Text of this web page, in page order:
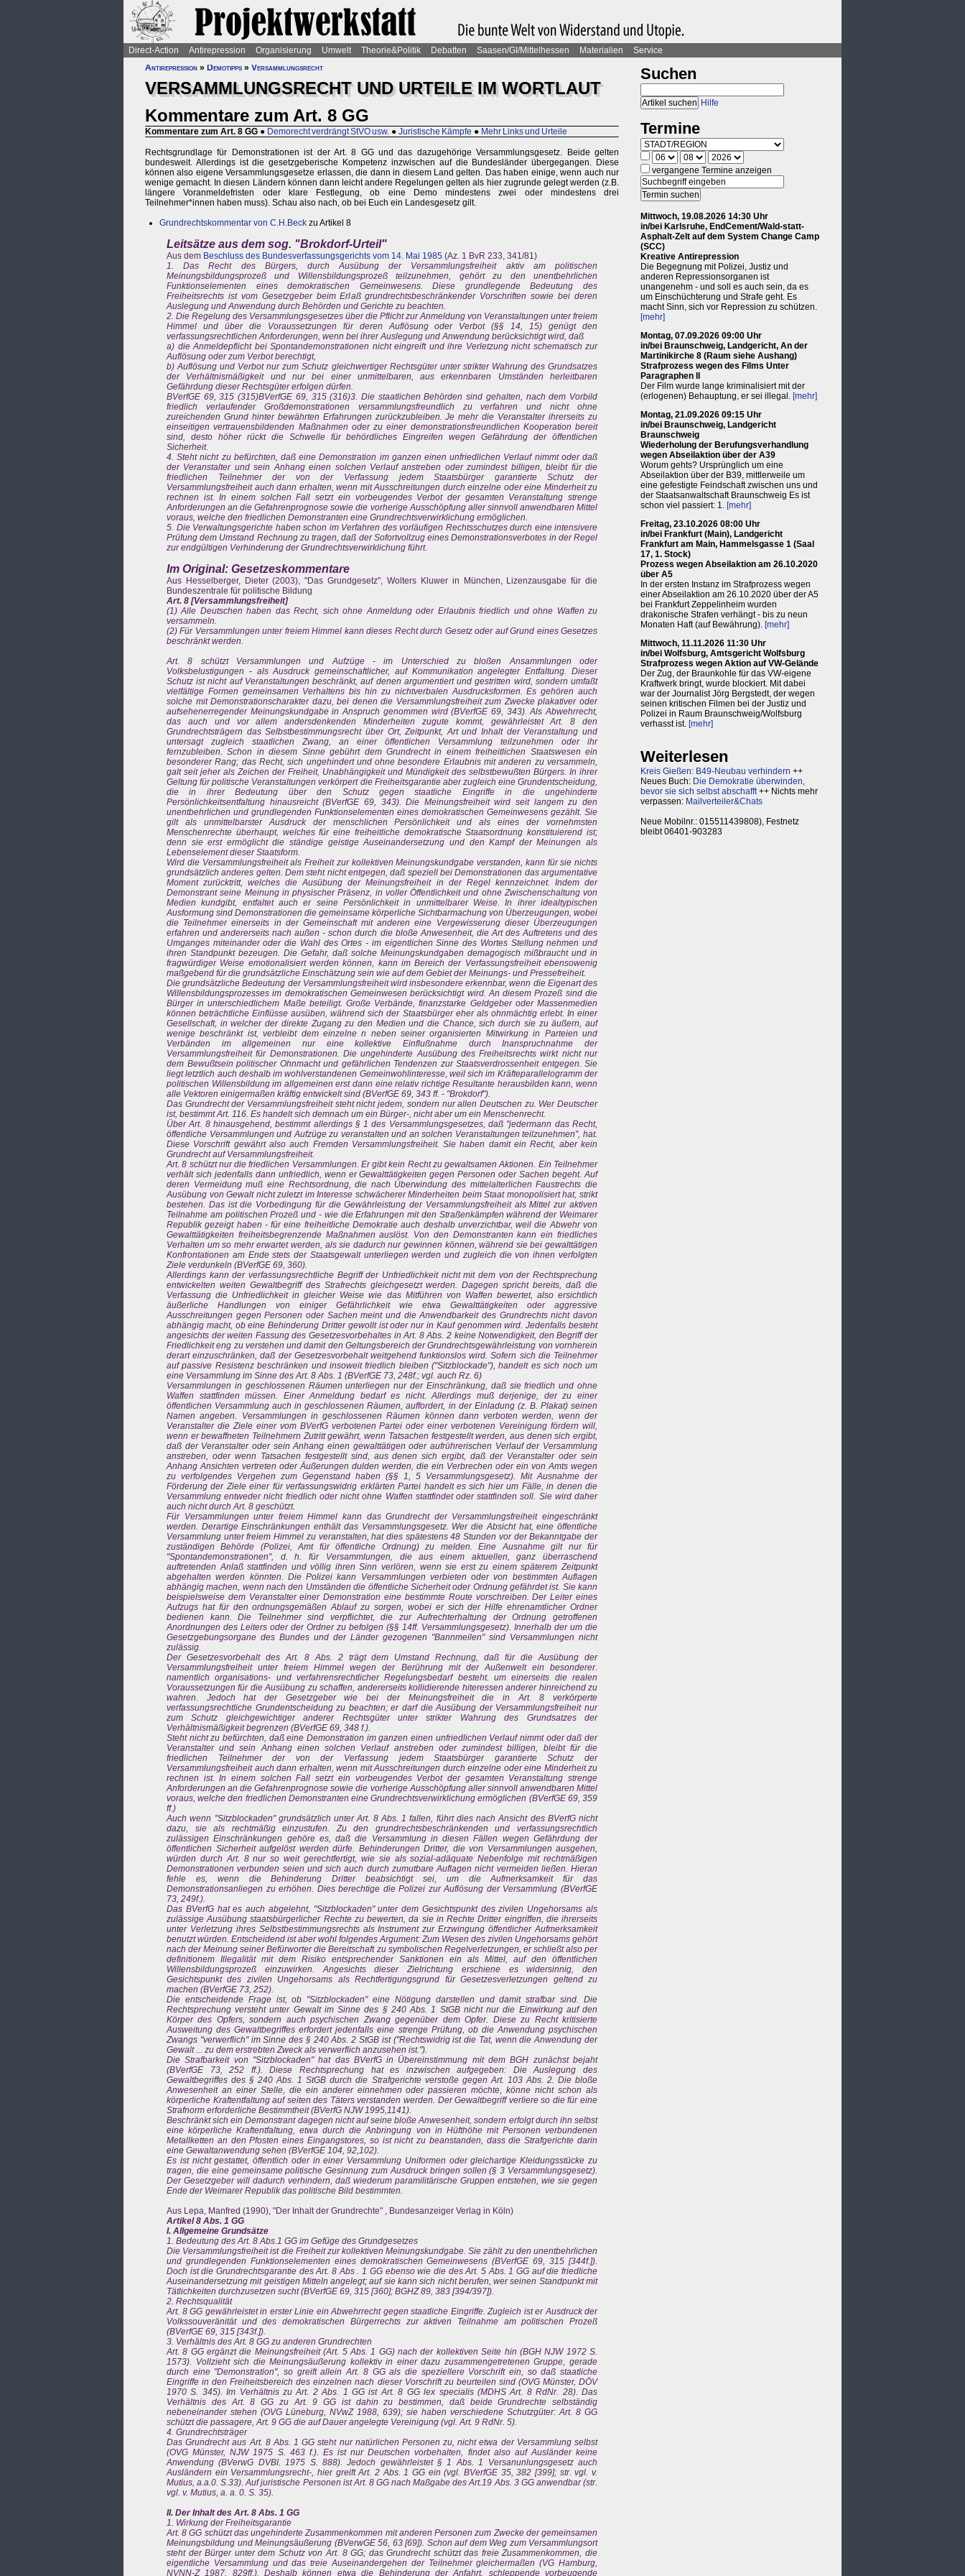
Direct-Action Antirepression Organisierung Umwelt Theorie&Politik Debatten Saasen/GI/Mittelhessen Materialien
Service
Antirepression » Demotipps » Versammlungsrecht
VERSAMMLUNGSRECHT UND URTEILE IM WORTLAUT
Kommentare zum Art. 8 GG
Kommentare zum Art. 8 GG ● Demorecht verdrängt StVO usw. ● Juristische Kämpfe ● Mehr Links und Urteile
Rechtsgrundlage für Demonstrationen ist der Art. 8 GG und das dazugehörige Versammlungsgesetz. Beide gelten
bundesweit. Allerdings ist die gesetzgeberische Kompetenz inzwischen auf die Bundesländer übergegangen. Diese
können also eigene Versammlungsgesetze erlassen, die dann in diesem Land gelten. Das haben einige, wenn auch nur
wenige gemacht. In diesen Ländern können dann leicht andere Regelungen gelten als hier zugrunde gelegt werden (z.B.
längere Voranmeldefristen oder klare Festlegung, ob eine Demo mindestens zwei oder mindestens drei
Teilnehmer*innen haben muss). Schau also nach, ob bei Euch ein Landesgesetz gilt.
Grundrechtskommentar von C.H.Beck zu Artikel 8
Leitsätze aus dem sog. "Brokdorf-Urteil"
Aus dem Beschluss des Bundesverfassungsgerichts vom 14. Mai 1985 (Az. 1 BvR 233, 341/81)
1. Das Recht des Bürgers, durch Ausübung der Versammlungsfreiheit aktiv am politischen
Meinungsbildungsprozeß und Willensbildungsprozeß teilzunehmen, gehört zu den unentbehrlichen
Funktionselementen eines demokratischen Gemeinwesens. Diese grundlegende Bedeutung des
Freiheitsrechts ist vom Gesetzgeber beim Erlaß grundrechtsbeschränkender Vorschriften sowie bei deren
Auslegung und Anwendung durch Behörden und Gerichte zu beachten.
2. Die Regelung des Versammlungsgesetzes über die Pflicht zur Anmeldung von Veranstaltungen unter freiem
Himmel und über die Voraussetzungen für deren Auflösung oder Verbot (§§ 14, 15) genügt den
verfassungsrechtlichen Anforderungen, wenn bei ihrer Auslegung und Anwendung berücksichtigt wird, daß
a) die Anmeldepflicht bei Spontandemonstrationen nicht eingreift und ihre Verletzung nicht schematisch zur
Auflösung oder zum Verbot berechtigt,
b) Auflösung und Verbot nur zum Schutz gleichwertiger Rechtsgüter unter strikter Wahrung des Grundsatzes
der Verhältnismäßigkeit und nur bei einer unmittelbaren, aus erkennbaren Umständen herleitbaren
Gefährdung dieser Rechtsgüter erfolgen dürfen.
BVerfGE 69, 315 (315)BVerfGE 69, 315 (316)3. Die staatlichen Behörden sind gehalten, nach dem Vorbild
friedlich verlaufender Großdemonstrationen versammlungsfreundlich zu verfahren und nicht ohne
zureichenden Grund hinter bewährten Erfahrungen zurückzubleiben. Je mehr die Veranstalter ihrerseits zu
einseitigen vertrauensbildenden Maßnahmen oder zu einer demonstrationsfreundlichen Kooperation bereit
sind, desto höher rückt die Schwelle für behördliches Eingreifen wegen Gefährdung der öffentlichen
Sicherheit.
4. Steht nicht zu befürchten, daß eine Demonstration im ganzen einen unfriedlichen Verlauf nimmt oder daß
der Veranstalter und sein Anhang einen solchen Verlauf anstreben oder zumindest billigen, bleibt für die
friedlichen Teilnehmer der von der Verfassung jedem Staatsbürger garantierte Schutz der
Versammlungsfreiheit auch dann erhalten, wenn mit Ausschreitungen durch einzelne oder eine Minderheit zu
rechnen ist. In einem solchen Fall setzt ein vorbeugendes Verbot der gesamten Veranstaltung strenge
Anforderungen an die Gefahrenprognose sowie die vorherige Ausschöpfung aller sinnvoll anwendbaren Mittel
voraus, welche den friedlichen Demonstranten eine Grundrechtsverwirklichung ermöglichen.
5. Die Verwaltungsgerichte haben schon im Verfahren des vorläufigen Rechtsschutzes durch eine intensivere
Prüfung dem Umstand Rechnung zu tragen, daß der Sofortvollzug eines Demonstrationsverbotes in der Regel
zur endgültigen Verhinderung der Grundrechtsverwirklichung führt.
Im Original: Gesetzeskommentare
Aus Hesselberger, Dieter (2003), "Das Grundgesetz", Wolters Kluwer in München, Lizenzausgabe für die
Bundeszentrale für politische Bildung
Art. 8 [Versammlungsfreiheit]
(1) Alle Deutschen haben das Recht, sich ohne Anmeldung oder Erlaubnis friedlich und ohne Waffen zu
versammeln.
(2) Für Versammlungen unter freiem Himmel kann dieses Recht durch Gesetz oder auf Grund eines Gesetzes
beschränkt werden.
Art. 8 schützt Versammlungen und Aufzüge - im Unterschied zu bloßen Ansammlungen oder
Volksbelustigungen - als Ausdruck gemeinschaftlicher, auf Kommunikation angelegter Entfaltung. Dieser
Schutz ist nicht auf Veranstaltungen beschränkt, auf denen argumentiert und gestritten wird, sondern umfaßt
vielfältige Formen gemeinsamen Verhaltens bis hin zu nichtverbalen Ausdrucksformen. Es gehören auch
solche mit Demonstrationscharakter dazu, bei denen die Versammlungsfreiheit zum Zwecke plakativer oder
aufsehenerregender Meinungskundgabe in Anspruch genommen wird (BVerfGE 69, 343). Als Abwehrrecht,
das auch und vor allem andersdenkenden Minderheiten zugute kommt, gewährleistet Art. 8 den
Grundrechtsträgern das Selbstbestimmungsrecht über Ort, Zeitpunkt, Art und Inhalt der Veranstaltung und
untersagt zugleich staatlichen Zwang, an einer öffentlichen Versammlung teilzunehmen oder ihr
fernzubleiben. Schon in diesem Sinne gebührt dem Grundrecht in einem freiheitlichen Staatswesen ein
besonderer Rang; das Recht, sich ungehindert und ohne besondere Erlaubnis mit anderen zu versammeln,
galt seit jeher als Zeichen der Freiheit, Unabhängigkeit und Mündigkeit des selbstbewußten Bürgers. In ihrer
Geltung für politische Veranstaltungen verkörpert die Freiheitsgarantie aber zugleich eine Grundentscheidung,
die in ihrer Bedeutung über den Schutz gegen staatliche Eingriffe in die ungehinderte
Persönlichkeitsentfaltung hinausreicht (BVerfGE 69, 343). Die Meinungsfreiheit wird seit langem zu den
unentbehrlichen und grundlegenden Funktionselementen eines demokratischen Gemeinwesens gezählt. Sie
gilt als unmittelbarster Ausdruck der menschlichen Persönlichkeit und als eines der vornehmsten
Menschenrechte überhaupt, welches für eine freiheitliche demokratische Staatsordnung konstituierend ist;
denn sie erst ermöglicht die ständige geistige Auseinandersetzung und den Kampf der Meinungen als
Lebenselement dieser Staatsform.
Wird die Versammlungsfreiheit als Freiheit zur kollektiven Meinungskundgabe verstanden, kann für sie nichts
grundsätzlich anderes gelten. Dem steht nicht entgegen, daß speziell bei Demonstrationen das argumentative
Moment zurücktritt, welches die Ausübung der Meinungsfreiheit in der Regel kennzeichnet. Indem der
Demonstrant seine Meinung in physischer Präsenz, in voller Öffentlichkeit und ohne Zwischenschaltung von
Medien kundgibt, entfaltet auch er seine Persönlichkeit in unmittelbarer Weise. In ihrer idealtypischen
Ausformung sind Demonstrationen die gemeinsame körperliche Sichtbarmachung von Überzeugungen, wobei
die Teilnehmer einerseits in der Gemeinschaft mit anderen eine Vergewisserung dieser Überzeugungen
erfahren und andererseits nach außen - schon durch die bloße Anwesenheit, die Art des Auftretens und des
Umganges miteinander oder die Wahl des Ortes - im eigentlichen Sinne des Wortes Stellung nehmen und
ihren Standpunkt bezeugen. Die Gefahr, daß solche Meinungskundgaben demagogisch mißbraucht und in
fragwürdiger Weise emotionalisiert werden können, kann im Bereich der Verfassungsfreiheit ebensowenig
maßgebend für die grundsätzliche Einschätzung sein wie auf dem Gebiet der Meinungs- und Pressefreiheit.
Die grundsätzliche Bedeutung der Versammlungsfreiheit wird insbesondere erkennbar, wenn die Eigenart des
Willensbildungsprozesses im demokratischen Gemeinwesen berücksichtigt wird. An diesem Prozeß sind die
Bürger in unterschiedlichem Maße beteiligt. Große Verbände, finanzstarke Geldgeber oder Massenmedien
können beträchtliche Einflüsse ausüben, während sich der Staatsbürger eher als ohnmächtig erlebt. In einer
Gesellschaft, in welcher der direkte Zugang zu den Medien und die Chance, sich durch sie zu äußern, auf
wenige beschränkt ist, verbleibt dem einzelne n neben seiner organisierten Mitwirkung in Parteien und
Verbänden im allgemeinen nur eine kollektive Einflußnahme durch Inanspruchnahme der
Versammlungsfreiheit für Demonstrationen. Die ungehinderte Ausübung des Freiheitsrechts wirkt nicht nur
dem Bewußtsein politischer Ohnmacht und gefährlichen Tendenzen zur Staatsverdrossenheit entgegen. Sie
liegt letztlich auch deshalb im wohlverstandenen Gemeinwohlinteresse, weil sich im Kräfteparallelogramm der
politischen Willensbildung im allgemeinen erst dann eine relativ richtige Resultante herausbilden kann, wenn
alle Vektoren einigermaßen kräftig entwickelt sind (BVerfGE 69, 343 ff. - "Brokdorf").
Das Grundrecht der Versammlungsfreiheit steht nicht jedem, sondern nur allen Deutschen zu. Wer Deutscher
ist, bestimmt Art. 116. Es handelt sich demnach um ein Bürger-, nicht aber um ein Menschenrecht.
Über Art. 8 hinausgehend, bestimmt allerdings § 1 des Versammlungsgesetzes, daß "jedermann das Recht,
öffentliche Versammlungen und Aufzüge zu veranstalten und an solchen Veranstaltungen teilzunehmen", hat.
Diese Vorschrift gewährt also auch Fremden Versammlungsfreiheit. Sie haben damit ein Recht, aber kein
Grundrecht auf Versammlungsfreiheit.
Art. 8 schützt nur die friedlichen Versammlungen. Er gibt kein Recht zu gewaltsamen Aktionen. Ein Teilnehmer
verhält sich jedenfalls dann unfriedlich, wenn er Gewalttätigkeiten gegen Personen oder Sachen begeht. Auf
deren Vermeidung muß eine Rechtsordnung, die nach Überwindung des mittelalterlichen Faustrechts die
Ausübung von Gewalt nicht zuletzt im Interesse schwächerer Minderheiten beim Staat monopolisiert hat, strikt
bestehen. Das ist die Vorbedingung für die Gewährleistung der Versammlungsfreiheit als Mittel zur aktiven
Teilnahme am politischen Prozeß und - wie die Erfahrungen mit den Straßenkämpfen während der Weimarer
Republik gezeigt haben - für eine freiheitliche Demokratie auch deshalb unverzichtbar, weil die Abwehr von
Gewalttätigkeiten freiheitsbegrenzende Maßnahmen auslöst. Von den Demonstranten kann ein friedliches
Verhalten um so mehr erwartet werden, als sie dadurch nur gewinnen können, während sie bei gewalttätigen
Konfrontationen am Ende stets der Staatsgewalt unterliegen werden und zugleich die von ihnen verfolgten
Ziele verdunkeln (BVerfGE 69, 360).
Allerdings kann der verfassungsrechtliche Begriff der Unfriedlichkeit nicht mit dem von der Rechtsprechung
entwickelten weiten Gewaltbegriff des Strafrechts gleichgesetzt werden. Dagegen spricht bereits, daß die
Verfassung die Unfriedlichkeit in gleicher Weise wie das Mitführen von Waffen bewertet, also ersichtlich
äußerliche Handlungen von einiger Gefährlichkeit wie etwa Gewalttätigkeiten oder aggressive
Ausschreitungen gegen Personen oder Sachen meint und die Anwendbarkeit des Grundrechts nicht davon
abhängig macht, ob eine Behinderung Dritter gewollt ist oder nur in Kauf genommen wird. Jedenfalls besteht
angesichts der weiten Fassung des Gesetzesvorbehaltes in Art. 8 Abs. 2 keine Notwendigkeit, den Begriff der
Friedlichkeit eng zu verstehen und damit den Geltungsbereich der Grundrechtsgewährleistung von vornherein
derart einzuschränken, daß der Gesetzesvorbehalt weitgehend funktionslos wird. Sofern sich die Teilnehmer
auf passive Resistenz beschränken und insoweit friedlich bleiben ("Sitzblockade"), handelt es sich noch um
eine Versammlung im Sinne des Art. 8 Abs. 1 (BVerfGE 73, 248f.; vgl. auch Rz. 6)
Versammlungen in geschlossenen Räumen unterliegen nur der Einschränkung, daß sie friedlich und ohne
Waffen stattfinden müssen. Einer Anmeldung bedarf es nicht. Allerdings muß derjenige, der zu einer
öffentlichen Versammlung auch in geschlossenen Räumen, auffordert, in der Einladung (z. B. Plakat) seinen
Namen angeben. Versammlungen in geschlossenen Räumen können dann verboten werden, wenn der
Veranstalter die Ziele einer vom BVerfG verbotenen Partei oder einer verbotenen Vereinigung fördern will,
wenn er bewaffneten Teilnehmern Zutritt gewährt, wenn Tatsachen festgestellt werden, aus denen sich ergibt,
daß der Veranstalter oder sein Anhang einen gewalttätigen oder aufrührerischen Verlauf der Versammlung
anstreben, oder wenn Tatsachen festgestellt sind, aus denen sich ergibt, daß der Veranstalter oder sein
Anhang Ansichten vertreten oder Äußerungen dulden werden, die ein Verbrechen oder ein von Amts wegen
zu verfolgendes Vergehen zum Gegenstand haben (§§ 1, 5 Versammlungsgesetz). Mit Ausnahme der
Förderung der Ziele einer für verfassungswidrig erklärten Partei handelt es sich hier um Fälle, in denen die
Versammlung entweder nicht friedlich oder nicht ohne Waffen stattfindet oder stattfinden soll. Sie wird daher
auch nicht durch Art. 8 geschützt.
Für Versammlungen unter freiem Himmel kann das Grundrecht der Versammlungsfreiheit eingeschränkt
werden. Derartige Einschränkungen enthält das Versammlungsgesetz. Wer die Absicht hat, eine öffentliche
Versammlung unter freiem Himmel zu veranstalten, hat dies spätestens 48 Stunden vor der Bekanntgabe der
zuständigen Behörde (Polizei, Amt für öffentliche Ordnung) zu melden. Eine Ausnahme gilt nur für
"Spontandemonstrationen", d. h. für Versammlungen, die aus einem aktuellen, ganz überraschend
auftretenden Anlaß stattfinden und völlig ihren Sinn verlören, wenn sie erst zu einem späterem Zeitpunkt
abgehalten werden könnten. Die Polizei kann Versammlungen verbieten oder von bestimmten Auflagen
abhängig machen, wenn nach den Umständen die öffentliche Sicherheit oder Ordnung gefährdet ist. Sie kann
beispielsweise dem Veranstalter einer Demonstration eine bestimmte Route vorschreiben. Der Leiter eines
Aufzugs hat für den ordnungsgemäßen Ablauf zu sorgen, wobei er sich der Hilfe ehrenamtlicher Ordner
bedienen kann. Die Teilnehmer sind verpflichtet, die zur Aufrechterhaltung der Ordnung getroffenen
Anordnungen des Leiters oder der Ordner zu befolgen (§§ 14ff. Versammlungsgesetz). Innerhalb der um die
Gesetzgebungsorgane des Bundes und der Länder gezogenen "Bannmeilen" sind Versammlungen nicht
zulässig.
Der Gesetzesvorbehalt des Art. 8 Abs. 2 trägt dem Umstand Rechnung, daß für die Ausübung der
Versammlungsfreiheit unter freiem Himmel wegen der Berührung mit der Außenwelt ein besonderer.
namentlich organisations- und verfahrensrechtlicher Regelungsbedarf besteht. um einerseits die realen
Voraussetzungen für die Ausübung zu schaffen, andererseits kollidierende hiteressen anderer hinreichend zu
wahren. Jedoch hat der Gesetzgeber wie bei der Meinungsfreiheit die in Art. 8 verkörperte
verfassungsrechtliche Grundentscheidung zu beachten; er darf die Ausübung der Versammlungsfreiheit nur
zum Schutz gleichgewichtiger anderer Rechtsgüter unter strikter Wahrung des Grundsatzes der
Verhältnismäßigkeit begrenzen (BVerfGE 69, 348 f.).
Steht nicht zu befürchten, daß eine Demonstration im ganzen einen unfriedlichen Verlauf nimmt oder daß der
Veranstalter und sein Anhang einen solchen Verlauf anstreben oder zumindest billigen, bleibt für die
friedlichen Teilnehmer der von der Verfassung jedem Staatsbürger garantierte Schutz der
Versammlungsfreiheit auch dann erhalten, wenn mit Ausschreitungen durch einzelne oder eine Minderheit zu
rechnen ist. In einem solchen Fall setzt ein vorbeugendes Verbot der gesamten Veranstaltung strenge
Anforderungen an die Gefahrenprognose sowie die vorherige Ausschöpfung aller sinnvoll anwendbaren Mittel
voraus, welche den friedlichen Demonstranten eine Grundrechtsverwirklichung ermöglichen (BVerfGE 69, 359
ff.)
Auch wenn "Sitzblockaden" grundsätzlich unter Art. 8 Abs. 1 fallen, führt dies nach Ansicht des BVerfG nicht
dazu, sie als rechtmäßig einzustufen. Zu den grundrechtsbeschränkenden und verfassungsrechtlich
zulässigen Einschränkungen gehöre es, daß die Versammlung in diesen Fällen wegen Gefährdung der
öffentlichen Sicherheit aufgelöst werden dürfe. Behinderungen Dritter, die von Versammlungen ausgehen,
würden durch Art. 8 nur so weit gerechtfertigt, wie sie als sozial-adäquate Nebenfolge mit rechtmäßigen
Demonstrationen verbunden seien und sich auch durch zumutbare Auflagen nicht vermeiden ließen. Hieran
fehle es, wenn die Behinderung Dritter beabsichtigt sei, um die Aufmerksamkeit für das
Demonstrationsanliegen zu erhöhen. Dies berechtige die Polizei zur Auflösung der Versammlung (BVerfGE
73, 249f.).
Das BVerfG hat es auch abgelehnt, "Sitzblockaden" unter dem Gesichtspunkt des zivilen Ungehorsams als
zulässige Ausübung staatsbürgerlicher Rechte zu bewerten, da sie in Rechte Dritter eingriffen, die ihrerseits
unter Verletzung ihres Selbstbestimmungsrechts als Instrument zur Erzwingung öffentlicher Aufmerksamkeit
benutzt würden. Entscheidend ist aber wohl folgendes Argument: Zum Wesen des zivilen Ungehorsams gehört
nach der Meinung seiner Befürworter die Bereitschaft zu symbolischen Regelverletzungen, er schließt also per
definitionem Illegalität mit dem Risiko entsprechender Sanktionen ein als Mittel, auf den öffentlichen
Willensbildungsprozeß einzuwirken. Angesichts dieser Zielrichtung erschiene es widersinnig, den
Gesichtspunkt des zivilen Ungehorsams als Rechtfertigungsgrund für Gesetzesverletzungen geltend zu
machen (BVerfGE 73, 252).
Die entscheidende Frage ist, ob "Sitzblockaden" eine Nötigung darstellen und damit strafbar sind. Die
Rechtsprechung versteht unter Gewalt im Sinne des § 240 Abs. 1 StGB nicht nur die Einwirkung auf den
Körper des Opfers, sondern auch psychischen Zwang gegenüber dem Opfer. Diese zu Recht kritisierte
Ausweitung des Gewaltbegriffes erfordert jedenfalls eine strenge Prüfung, ob die Anwendung psychischen
Zwangs "verwerflich" im Sinne des § 240 Abs. 2 StGB ist ("Rechtswidrig ist die Tat, wenn die Anwendung der
Gewalt ... zu dem erstrebten Zweck als verwerflich anzusehen ist.").
Die Strafbarkeit von "Sitzblockaden" hat das BVerfG in Übereinstimmung mit dem BGH zunächst bejaht
(BVerfGE 73, 252 ff.). Diese Rechtsprechung hat es inzwischen aufgegeben: Die Auslegung des
Gewaltbegriffes des § 240 Abs. 1 StGB durch die Strafgerichte verstoße gegen Art. 103 Abs. 2. Die bloße
Anwesenheit an einer Stelle, die ein anderer einnehmen oder passieren möchte, könne nicht schon als
körperliche Kraftentfaltung auf seiten des Täters verstanden werden. Der Gewaltbegriff verliere so die für eine
Strafnorm erforderliche Bestimmtheit (BVerfG NJW 1995,1141).
Beschränkt sich ein Demonstrant dagegen nicht auf seine bloße Anwesenheit, sondern erfolgt durch ihn selbst
eine körperliche Kraftentfaltung, etwa durch die Anbringung von in Hüfthöhe mit Personen verbundenen
Metallketten an den Pfosten eines Eingangstores, so ist nicht zu beanstanden, dass die Strafgerichte darin
eine Gewaltanwendung sehen (BVerfGE 104, 92,102).
Es ist nicht gestattet, öffentlich oder in einer Versammlung Uniformen oder gleichartige Kleidungsstücke zu
tragen, die eine gemeinsame politische Gesinnung zum Ausdruck bringen sollen (§ 3 Versammlungsgesetz).
Der Gesetzgeber will dadurch verhindern, daß wiederum paramilitärische Gruppen entstehen, wie sie gegen
Ende der Weimarer Republik das politische Bild bestimmten.
Aus Lepa, Manfred (1990), "Der Inhalt der Grundrechte" , Bundesanzeiger Verlag in Köln)
Artikel 8 Abs. 1 GG
I. Allgemeine Grundsätze
1. Bedeutung des Art. 8 Abs.1 GG im Gefüge des Grundgesetzes
Die Versammlungsfreiheit ist die Freiheit zur kollektiven Meinungskundgabe. Sie zählt zu den unentbehrlichen
und grundlegenden Funktionselementen eines demokratischen Gemeinwesens (BVerfGE 69, 315 [344f.]).
Doch ist die Grundrechtsgarantie des Art. 8 Abs . 1 GG ebenso wie die des Art. 5 Abs. 1 GG auf die friedliche
Auseinandersetzung mit geistigen Mitteln angelegt; auf sie kann sich nicht berufen, wer seinen Standpunkt mit
Tätlichkeiten durchzusetzen sucht (BVerfGE 69, 315 [360]; BGHZ 89, 383 [394/397]).
2. Rechtsqualität
Art. 8 GG gewährleistet in erster Linie ein Abwehrrecht gegen staatliche Eingriffe. Zugleich ist er Ausdruck der
Volkssouveränität und des demokratischen Bürgerrechts zur aktiven Teilnahme am politischen Prozeß
(BVerfGE 69, 315 [343f.]).
3. Verhältnis des Art. 8 GG zu anderen Grundrechten
Art. 8 GG ergänzt die Meinungsfreiheit (Art. 5 Abs. 1 GG) nach der kollektiven Seite hin (BGH NJW 1972 S.
1573). Vollzieht sich die Meinungsäußerung kollektiv in einer dazu zusammengetretenen Gruppe, gerade
durch eine "Demonstration", so greift allein Art. 8 GG als die speziellere Vorschrift ein, so daß staatliche
Eingriffe in den Freiheitsbereich des einzelnen nach dieser Vorschrift zu beurteilen sind (OVG Münster, DÖV
1970 S. 345). Im Verhältnis zu Art. 2 Abs. 1 GG ist Art. 8 GG lex specialis (MDHS Art. 8 RdNr. 28). Das
Verhältnis des Art. 8 GG zu Art. 9 GG ist dahin zu bestimmen, daß beide Grundrechte selbständig
nebeneinander stehen (OVG Lüneburg, NVwZ 1988, 639); sie haben verschiedene Schutzgüter: Art. 8 GG
schützt die passagere, Art. 9 GG die auf Dauer angelegte Vereinigung (vgl. Art. 9 RdNr. 5).
4. Grundrechtsträger
Das Grundrecht aus Art. 8 Abs. 1 GG steht nur natürlichen Personen zu, nicht etwa der Versammlung selbst
(OVG Münster, NJW 1975 S. 463 f.). Es ist nur Deutschen vorbehalten, findet also auf Ausländer keine
Anwendung (BVerwG DVBI. 1975 S. 888). Jedoch gewährleistet § 1 Abs. 1 Versanunlungsgesetz auch
Ausländern ein Versammlungsrecht-, hier greift Art. 2 Abs. 1 GG ein (vgl. BVerfGE 35, 382 [399]; str. vgl. v.
Mutius, a.a.0. S.33). Auf juristische Personen ist Art. 8 GG nach Maßgabe des Art.19 Abs. 3 GG anwendbar (str.
vgl. v. Mutius, a. a. 0. S. 35).
II. Der Inhalt des Art. 8 Abs. 1 GG
1. Wirkung der Freiheitsgarantie
Art. 8 GG schützt das ungehinderte Zusammenkommen mit anderen Personen zum Zwecke der gemeinsamen
Meinungsbildung und Meinungsäußerung (BVerwGE 56, 63 [69]). Schon auf dem Weg zum Versammlungsort
steht der Bürger unter dem Schutz von Art. 8 GG; das Grundrecht schützt das freie Zusammenkommen, die
eigentliche Versammlung und das treie Auseinandergehen der Teilnehmer gleichermaßen (VG Hamburg,
NVNN-Z 1987, 829ff.). Deshalb können etwa die Behinderung der Anfahrt, schleppende vorbeugende
Suchen
Hilfe
Termine
vergangene Termine anzeigen
Mittwoch, 19.08.2026 14:30 Uhr
in/bei Karlsruhe, EndCement/Wald-statt-
Asphalt-Zelt auf dem System Change Camp
(SCC)
Kreative Antirepression
Die Begegnung mit Polizei, Justiz und
anderen Repressionsorganen ist
unangenehm - und soll es auch sein, da es
um Einschüchterung und Strafe geht. Es
macht Sinn, sich vor Repression zu schützen.
[mehr]
Montag, 07.09.2026 09:00 Uhr
in/bei Braunschweig, Landgericht, An der
Martinikirche 8 (Raum siehe Aushang)
Strafprozess wegen des Films Unter
Paragraphen II
Der Film wurde lange kriminalisiert mit der
(erlogenen) Behauptung, er sei illegal. [mehr]
Montag, 21.09.2026 09:15 Uhr
in/bei Braunschweig, Landgericht
Braunschweig
Wiederholung der Berufungsverhandlung
wegen Abseilaktion über der A39
Worum gehts? Ursprünglich um eine
Abseilaktion über der B39, mittlerweile um
eine gefestigte Feindschaft zwischen uns und
der Staatsanwaltschaft Braunschweig Es ist
schon viel passiert: 1. [mehr]
Freitag, 23.10.2026 08:00 Uhr
in/bei Frankfurt (Main), Landgericht
Frankfurt am Main, Hammelsgasse 1 (Saal
17, 1. Stock)
Prozess wegen Abseilaktion am 26.10.2020
über A5
In der ersten Instanz im Strafprozess wegen
einer Abseilaktion am 26.10.2020 über der A5
bei Frankfurt Zeppelinheim wurden
drakonische Strafen verhängt - bis zu neun
Monaten Haft (auf Bewährung). [mehr]
Mittwoch, 11.11.2026 11:30 Uhr
in/bei Wolfsburg, Amtsgericht Wolfsburg
Strafprozess wegen Aktion auf VW-Gelände
Der Zug, der Braunkohle für das VW-eigene
Kraftwerk bringt, wurde blockiert. Mit dabei
war der Journalist Jörg Bergstedt, der wegen
seinen kritischen Filmen bei der Justiz und
Polizei in Raum Braunschweig/Wolfsburg
verhasst ist. [mehr]
Weiterlesen
Kreis Gießen: B49-Neubau verhindern ++
Neues Buch: Die Demokratie überwinden,
bevor sie sich selbst abschafft++ Nichts mehr
verpassen: Mailverteiler&Chats
Neue Mobilnr.: 015511439808), Festnetz
bleibt 06401-903283